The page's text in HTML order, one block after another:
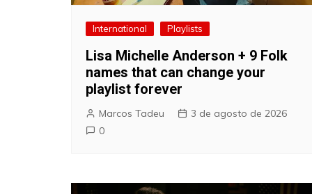
International Playlists
Lisa Michelle Anderson + 9 Folk
names that can change your
playlist forever
Marcos Tadeu
3 de agosto de 2026
0